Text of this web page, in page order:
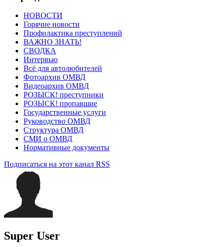
НОВОСТИ
Горячие новости
Профилактика преступлений
ВАЖНО ЗНАТЬ!
СВОДКА
Интервью
Всё для автолюбителей
Фотоархив ОМВД
Видеоархив ОМВД
РОЗЫСК! преступники
РОЗЫСК! пропавшие
Государственные услуги
Руководство ОМВД
Структура ОМВД
СМИ о ОМВД
Нормативные документы
Подписаться на этот канал RSS
Super User